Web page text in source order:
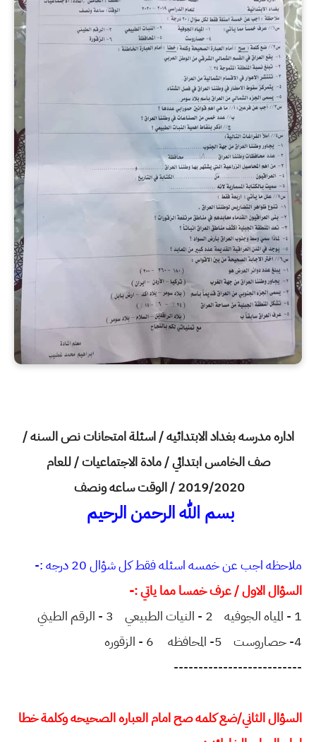
اداره مدرسه بغداد الابتدائيه / اسئلة امتحانات نص السنه /
صف الخامس ابتدائي / مادة الاجتماعيات / للعام
2019/2020 / الوقت ساعه ونصف
بسم الله الرحمن الرحيم
ملاحظه اجب عن خمسه اسئله فقط كل شؤال 20 درجه :-
السؤال الاول / عرف خمسا مما ياتي :-
1 - المياه الجوفيه 2 - النيات الطبيعي 3 - الرقم الطيني
4- حصاروست 5- المحافظه 6 - الزقوره
--------------------------
السؤال الثاني/ضع كلمه صح امام العباره الصحيحه وكلمة خطا